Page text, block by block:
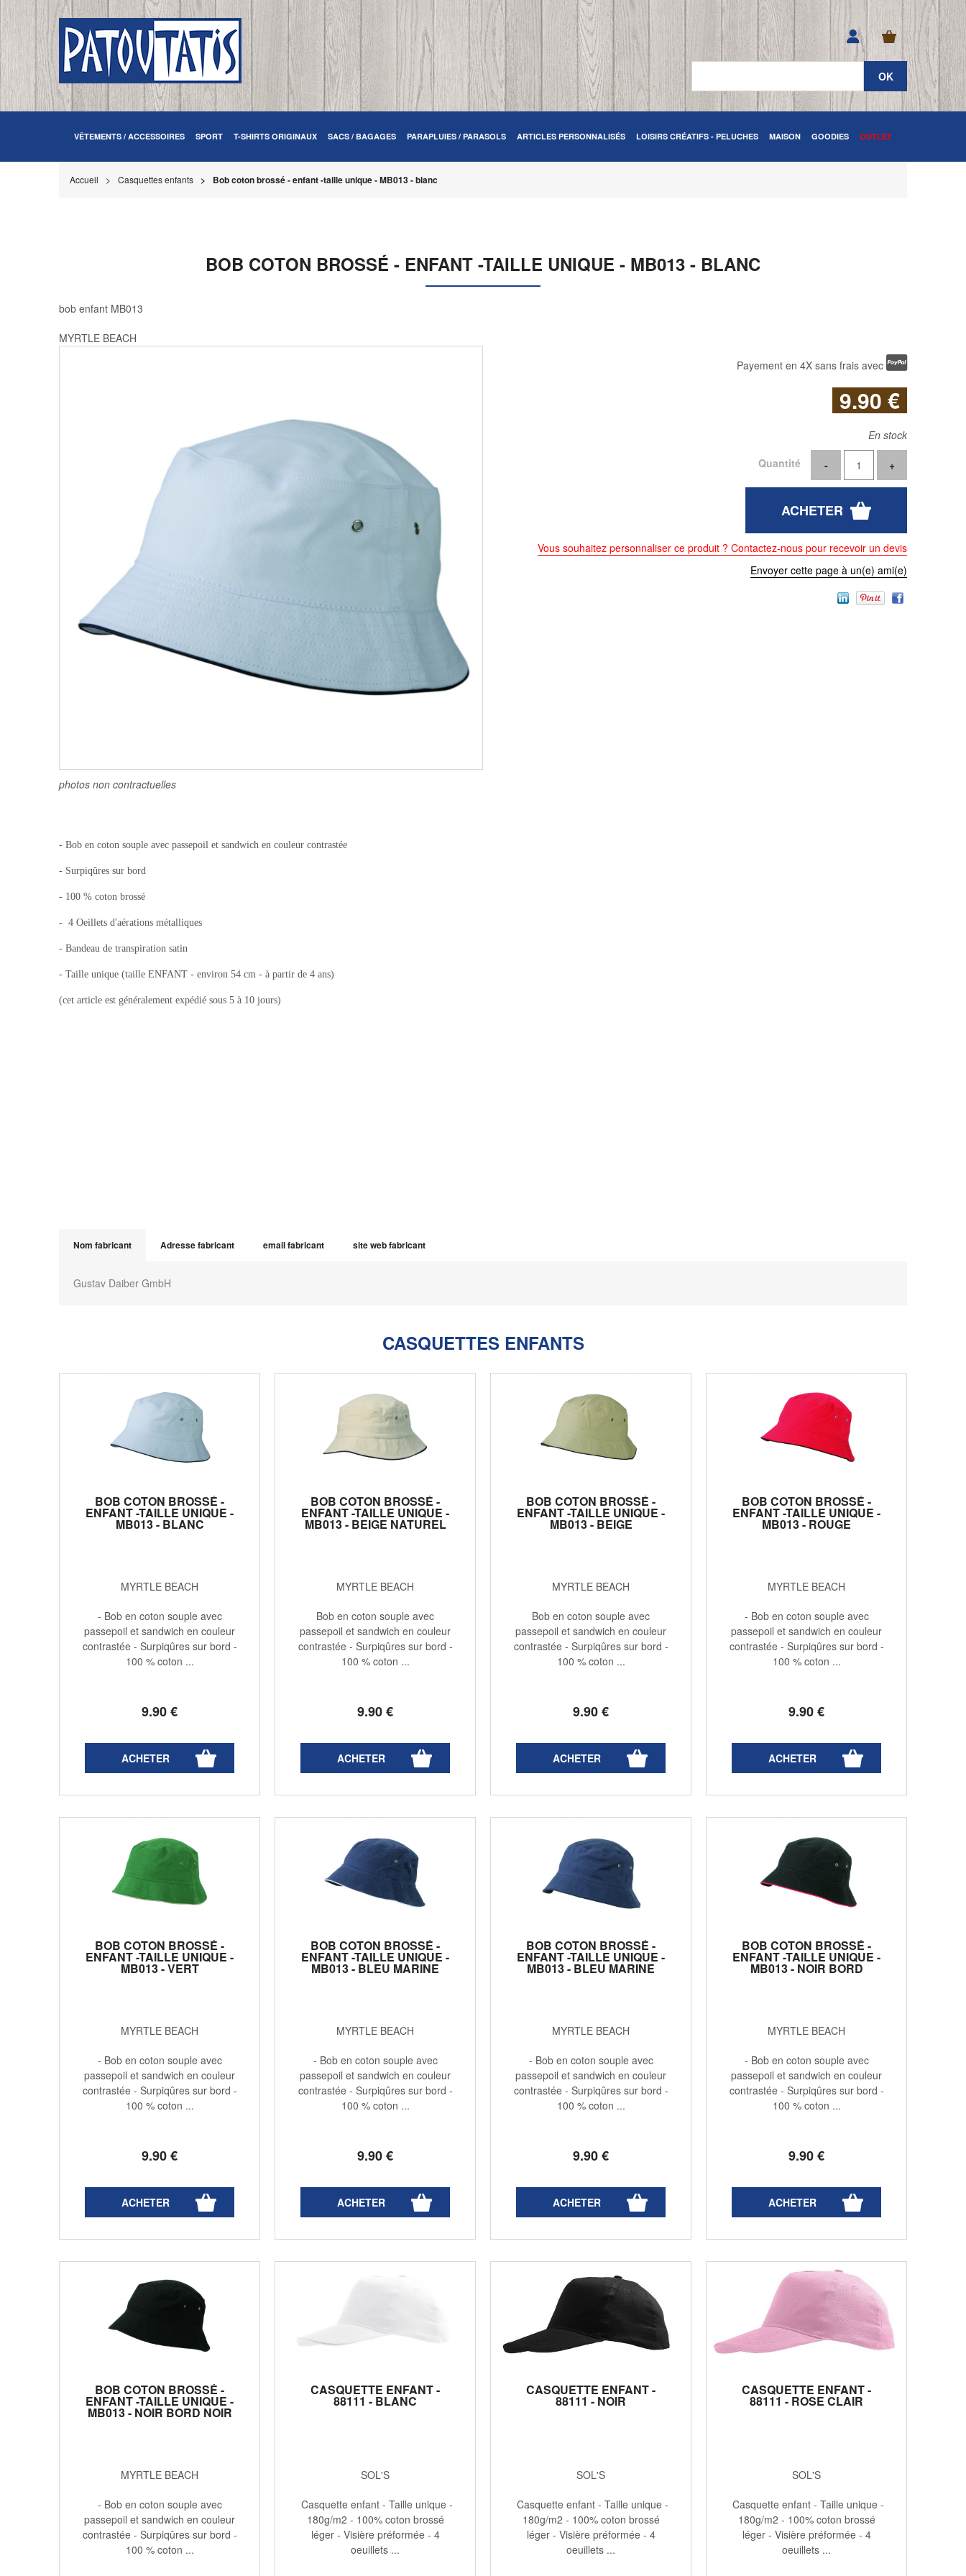
VÊTEMENTS / ACCESSOIRES SPORT T-SHIRTS ORIGINAUX SACS / BAGAGES PARAPLUIES / PARASOLS ARTICLES PERSONNALISÉS LOISIRS CRÉATIFS - PELUCHES MAISON GOODIES OUTLET
Accueil Casquettes enfants Bob coton brossé - enfant -taille unique - MB013 - blanc
BOB COTON BROSSÉ - ENFANT -TAILLE UNIQUE - MB013 - BLANC
bob enfant MB013
MYRTLE BEACH
photos non contractuelles
Payement en 4X sans frais avec
9.90 €
En stock
Quantité
Vous souhaitez personnaliser ce produit ? Contactez-nous pour recevoir un devis
Envoyer cette page à un(e) ami(e)
- Bob en coton souple avec passepoil et sandwich en couleur contrastée
- Surpiqûres sur bord
- 100 % coton brossé
- 4 Oeillets d'aérations métalliques
- Bandeau de transpiration satin
- Taille unique (taille ENFANT - environ 54 cm - à partir de 4 ans)
(cet article est généralement expédié sous 5 à 10 jours)
Nom fabricant Adresse fabricant email fabricant site web fabricant
Gustav Daiber GmbH
CASQUETTES ENFANTS
BOB COTON BROSSÉ -
ENFANT -TAILLE UNIQUE -
MB013 - BLANC
MYRTLE BEACH
9.90€
- Bob en coton souple avec
passepoil et sandwich en couleur
contrastée - Surpiqûres sur bord -
100 % coton ...
BOB COTON BROSSÉ -
ENFANT -TAILLE UNIQUE -
MB013 - BEIGE NATUREL
MYRTLE BEACH
9.90€
Bob en coton souple avec
passepoil et sandwich en couleur
contrastée - Surpiqûres sur bord -
100 % coton ...
BOB COTON BROSSÉ -
ENFANT -TAILLE UNIQUE -
MB013 - BEIGE
MYRTLE BEACH
9.90€
Bob en coton souple avec
passepoil et sandwich en couleur
contrastée - Surpiqûres sur bord -
100 % coton ...
BOB COTON BROSSÉ -
ENFANT -TAILLE UNIQUE -
MB013 - ROUGE
MYRTLE BEACH
9.90€
- Bob en coton souple avec
passepoil et sandwich en couleur
contrastée - Surpiqûres sur bord -
100 % coton ...
BOB COTON BROSSÉ -
ENFANT -TAILLE UNIQUE -
MB013 - VERT
MYRTLE BEACH
9.90€
- Bob en coton souple avec
passepoil et sandwich en couleur
contrastée - Surpiqûres sur bord -
100 % coton ...
BOB COTON BROSSÉ -
ENFANT -TAILLE UNIQUE -
MB013 - BLEU MARINE
MYRTLE BEACH
9.90€
- Bob en coton souple avec
passepoil et sandwich en couleur
contrastée - Surpiqûres sur bord -
100 % coton ...
BOB COTON BROSSÉ -
ENFANT -TAILLE UNIQUE -
MB013 - BLEU MARINE
MYRTLE BEACH
9.90€
- Bob en coton souple avec
passepoil et sandwich en couleur
contrastée - Surpiqûres sur bord -
100 % coton ...
BOB COTON BROSSÉ -
ENFANT -TAILLE UNIQUE -
MB013 - NOIR BORD
MYRTLE BEACH
9.90€
- Bob en coton souple avec
passepoil et sandwich en couleur
contrastée - Surpiqûres sur bord -
100 % coton ...
BOB COTON BROSSÉ -
ENFANT -TAILLE UNIQUE -
MB013 - NOIR BORD NOIR
MYRTLE BEACH
- Bob en coton souple avec
passepoil et sandwich en couleur
contrastée - Surpiqûres sur bord -
100 % coton ...
CASQUETTE ENFANT -
88111 - BLANC
SOL'S
Casquette enfant - Taille unique -
180g/m2 - 100% coton brossé
léger - Visière préformée - 4
oeuillets ...
CASQUETTE ENFANT -
88111 - NOIR
SOL'S
Casquette enfant - Taille unique -
180g/m2 - 100% coton brossé
léger - Visière préformée - 4
oeuillets ...
CASQUETTE ENFANT -
88111 - ROSE CLAIR
SOL'S
Casquette enfant - Taille unique -
180g/m2 - 100% coton brossé
léger - Visière préformée - 4
oeuillets ...